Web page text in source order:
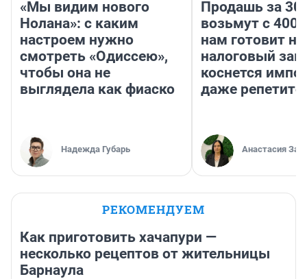
«Мы видим нового
Нолана»: с каким
настроем нужно
смотреть «Одиссею»,
чтобы она не
выглядела как фиаско
Надежда Губарь
Продашь за
возьмут с
нам готовит
налоговый
коснется
даже
Анастасия
РЕКОМЕНДУЕМ
Как приготовить хачапури —
несколько рецептов от жительницы
Барнаула